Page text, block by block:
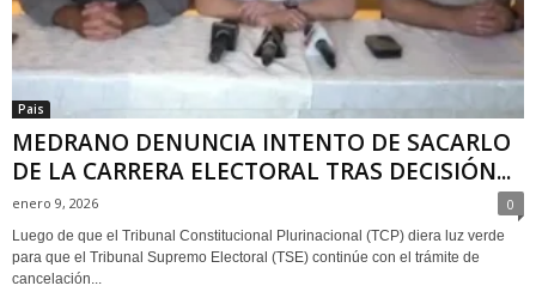
Pais
MEDRANO DENUNCIA INTENTO DE SACARLO
DE LA CARRERA ELECTORAL TRAS DECISIÓN...
enero 9, 2026 0
Luego de que el Tribunal Constitucional Plurinacional (TCP) diera luz verde
para que el Tribunal Supremo Electoral (TSE) continúe con el trámite de
cancelación...